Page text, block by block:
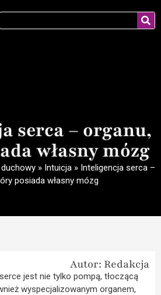
serca – organu,
własny mózg
» Intuicja » Inteligencja serca –
posiada własny mózg
Autor: Redakcja
jest nie tylko pompą, tłoczącą
wyspecjalizowanym organem,